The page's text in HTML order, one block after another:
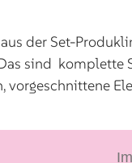
der Set-
sind komplette